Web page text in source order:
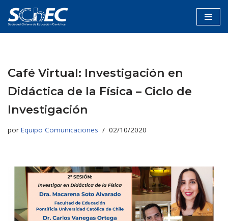
Saltar
Café Virtual: Investigación en
Didáctica de la Física – Ciclo de
Investigación
por Equipo Comunicaciones 02/10/2020